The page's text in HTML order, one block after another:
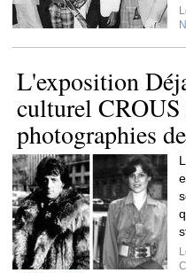
L'exposition
culturel
photographies